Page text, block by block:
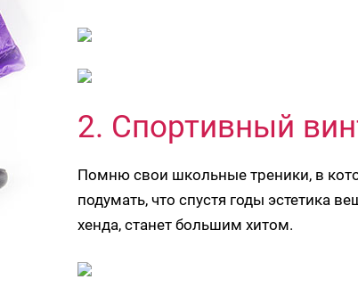
2. Спортивный
Помню свои школьные треники, в
подумать, что спустя годы эстетика
хенда, станет большим хитом.